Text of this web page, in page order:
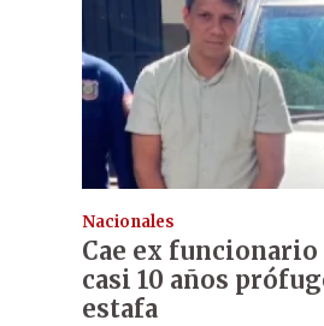
Nacionales
Cae ex funcionario
casi 10 años
estafa